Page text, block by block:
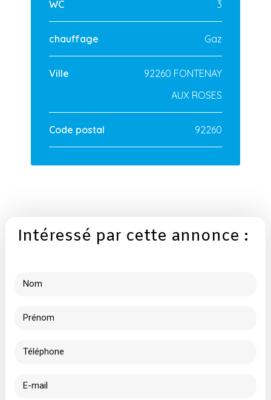
WC 3
chauffage Gaz
Ville
92260 FONTENAY
AUX ROSES
Code postal 92260
Intéressé par cette annonce :